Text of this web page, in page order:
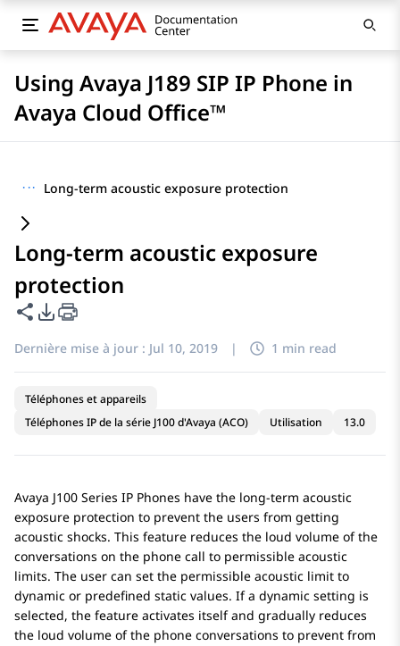
Using Avaya J189 SIP IP Phone in
Avaya Cloud Office™
··· Long-term acoustic exposure protection
Long-term acoustic exposure
protection
Partager cette page
Options d'exportation PDF
Dernière mise à jour : Jul 10, 2019 | 1 min read
Téléphones et appareils
Téléphones IP de la série J100 d'Avaya (ACO)
Utilisation 13.0
Avaya J100 Series IP Phones have the long-term acoustic
exposure protection to prevent the users from getting
acoustic shocks. This feature reduces the loud volume of the
conversations on the phone call to permissible acoustic
limits. The user can set the permissible acoustic limit to
dynamic or predefined static values. If a dynamic setting is
selected, the feature activates itself and gradually reduces
the loud volume of the phone conversations to prevent from